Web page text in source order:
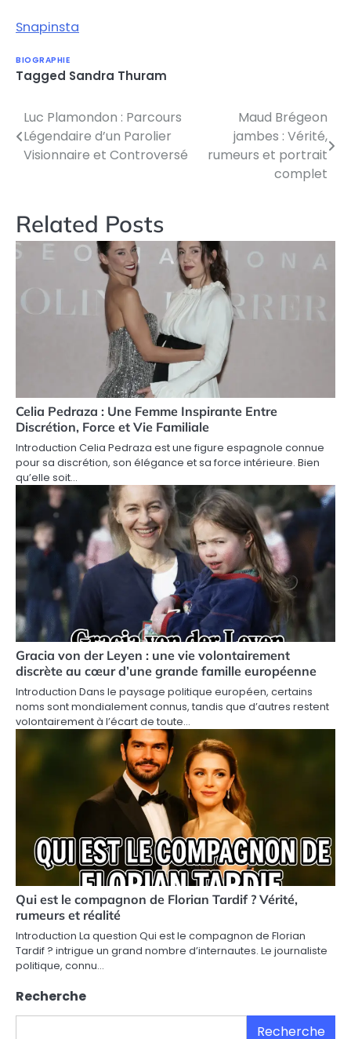
Snapinsta
BIOGRAPHIE
Tagged Sandra Thuram
Post
navigation
Luc Plamondon : Parcours
Légendaire d’un Parolier
Visionnaire et Controversé
Maud Brégeon
jambes : Vérité,
rumeurs et portrait
complet
Related Posts
Celia Pedraza : Une Femme Inspirante Entre
Discrétion, Force et Vie Familiale
Introduction Celia Pedraza est une figure espagnole connue
pour sa discrétion, son élégance et sa force intérieure. Bien
qu’elle soit…
Gracia von der Leyen : une vie volontairement
discrète au cœur d’une grande famille européenne
Introduction Dans le paysage politique européen, certains
noms sont mondialement connus, tandis que d’autres restent
volontairement à l’écart de toute…
Qui est le compagnon de Florian Tardif ? Vérité,
rumeurs et réalité
Introduction La question Qui est le compagnon de Florian
Tardif ? intrigue un grand nombre d’internautes. Le journaliste
politique, connu…
Recherche
Recherche